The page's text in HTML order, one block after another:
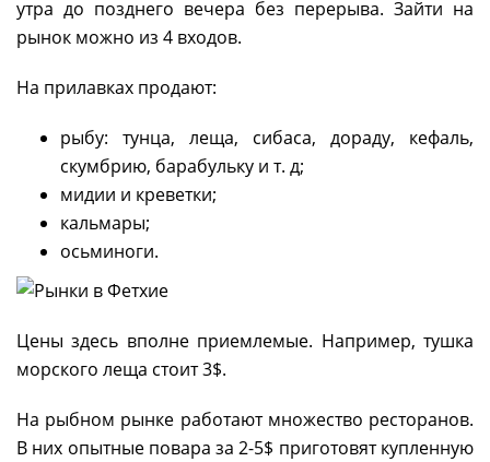
утра до позднего вечера без перерыва. Зайти на
рынок можно из 4 входов.
На прилавках продают:
рыбу: тунца, леща, сибаса, дораду, кефаль,
скумбрию, барабульку и т. д;
мидии и креветки;
кальмары;
осьминоги.
Цены здесь вполне приемлемые. Например, тушка
морского леща стоит 3$.
На рыбном рынке работают множество ресторанов.
В них опытные повара за 2-5$ приготовят купленную